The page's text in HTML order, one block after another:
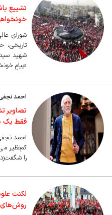
تشییع
شورای
تاریخی،
شهید
«پیامِ
احمد
تصاویر
فقط یک
احمد
کم‌نظیر
را
لکنت
روش‌های